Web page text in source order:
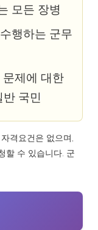
모든 장병
행하는 군무
제에 대한
국민
격요건은 없으며,
할 수 있습니다. 군